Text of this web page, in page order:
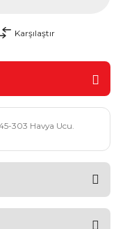
Karşılaştır
303 Havya Ucu.